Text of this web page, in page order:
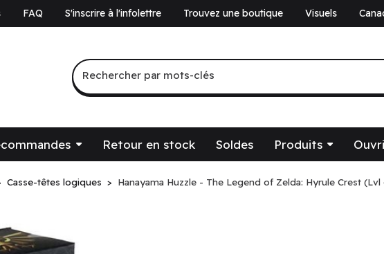
FAQ S'inscrire à l'infolettre Trouvez une boutique Visuels
Recherche par mots-clés
Rechercher par mots-clés
Retour en stock Soldes Produits
Casse-têtes logiques Hanayama Huzzle - The Legend of Zelda: Hyrule Crest (Lvl